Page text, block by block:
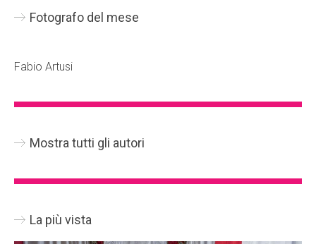
Fotografo del mese
Fabio Artusi
Mostra tutti gli autori
La più vista